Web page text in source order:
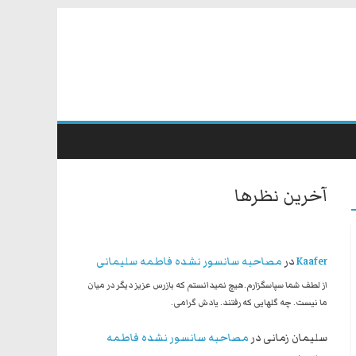
آخرین نظرها
Kaaferدر مصاحبه سانسور نشده فاطمه سلیمانی
از لطف شما سپاسگزارم.هیچ نمیدانستم که بازرس عزیز دیگر در میان
ما نیست. چه گلهایی که رفتند. یادش گرامی.
سلیمان زمانی در مصاحبه سانسور نشده فاطمه